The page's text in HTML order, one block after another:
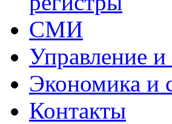
СМИ
Управление
Экономика и
Контакты